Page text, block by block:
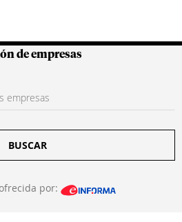
Colombianas
de empresas
BUSCAR
por: